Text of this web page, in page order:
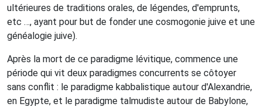
ultérieures de traditions orales, de légendes, d'emprunts,
etc …, ayant pour but de fonder une cosmogonie juive et une
généalogie juive).
Après la mort de ce paradigme lévitique, commence une
période qui vit deux paradigmes concurrents se côtoyer
sans conflit : le paradigme kabbalistique autour d'Alexandrie,
en Egypte, et le paradigme talmudiste autour de Babylone,